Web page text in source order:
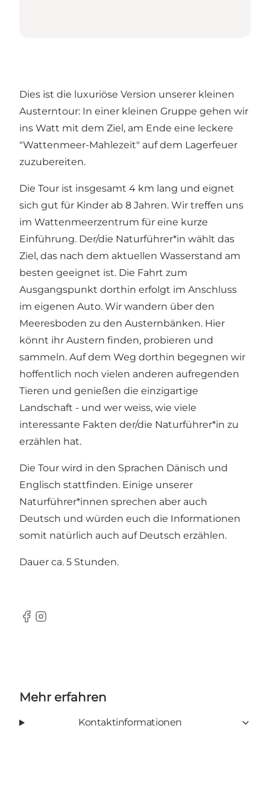
Dies ist die luxuriöse Version unserer kleinen
Austerntour: In einer kleinen Gruppe gehen wir
ins Watt mit dem Ziel, am Ende eine leckere
"Wattenmeer-Mahlezeit" auf dem Lagerfeuer
zuzubereiten.
Die Tour ist insgesamt 4 km lang und eignet
sich gut für Kinder ab 8 Jahren. Wir treffen uns
im Wattenmeerzentrum für eine kurze
Einführung. Der/die Naturführer*in wählt das
Ziel, das nach dem aktuellen Wasserstand am
besten geeignet ist. Die Fahrt zum
Ausgangspunkt dorthin erfolgt im Anschluss
im eigenen Auto. Wir wandern über den
Meeresboden zu den Austernbänken. Hier
könnt ihr Austern finden, probieren und
sammeln. Auf dem Weg dorthin begegnen wir
hoffentlich noch vielen anderen aufregenden
Tieren und genießen die einzigartige
Landschaft - und wer weiss, wie viele
interessante Fakten der/die Naturführer*in zu
erzählen hat.
Die Tour wird in den Sprachen Dänisch und
Englisch stattfinden. Einige unserer
Naturführer*innen sprechen aber auch
Deutsch und würden euch die Informationen
somit natürlich auch auf Deutsch erzählen.
Dauer ca. 5 Stunden.
Facebook
Instagram
Mehr erfahren
Kontaktinformationen